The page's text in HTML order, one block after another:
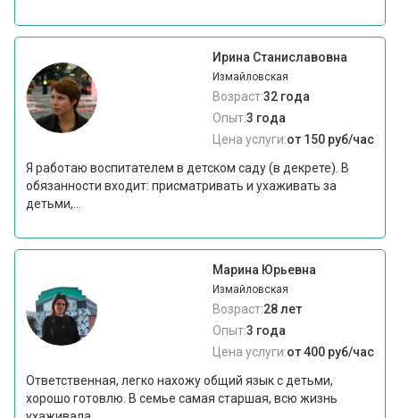
Ирина Станиславовна
Измайловская
Возраст:32 года
Опыт:3 года
Цена услуги:от 150 руб/час
Я работаю воспитателем в детском саду (в декрете). В
обязанности входит: присматривать и ухаживать за
детьми,...
Марина Юрьевна
Измайловская
Возраст:28 лет
Опыт:3 года
Цена услуги:от 400 руб/час
Ответственная, легко нахожу общий язык с детьми,
хорошо готовлю. В семье самая старшая, всю жизнь